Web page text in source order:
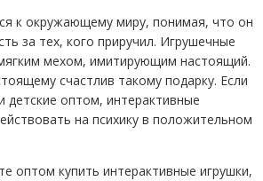
к окружающему миру, понимая, что он
за тех, кого приручил. Игрушечные
мехом, имитирующим настоящий.
счастлив такому подарку. Если
детские оптом, интерактивные
на психику в положительном
оптом купить интерактивные игрушки,